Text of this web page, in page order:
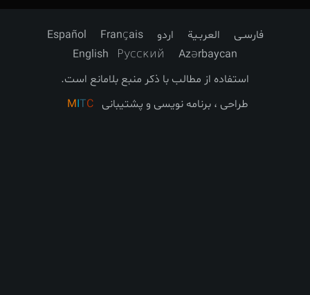
العربـیة اردو Français
Español
Русский
English
از مطالب با ذکر منبع بلامانع است.
، برنامه نویسی و پشتیبانی
M TC